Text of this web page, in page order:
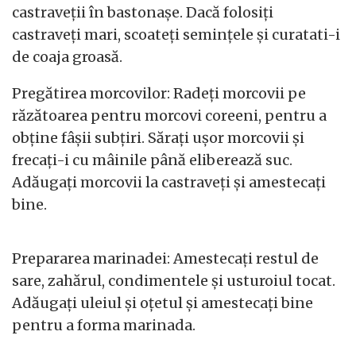
castraveții în bastonașe. Dacă folosiți
castraveți mari, scoateți semințele și curatati-i
de coaja groasă.
Pregătirea morcovilor: Radeți morcovii pe
răzătoarea pentru morcovi coreeni, pentru a
obține fâșii subțiri. Sărați ușor morcovii și
frecați-i cu mâinile până eliberează suc.
Adăugați morcovii la castraveți și amestecați
bine.
Prepararea marinadei: Amestecați restul de
sare, zahărul, condimentele și usturoiul tocat.
Adăugați uleiul și oțetul și amestecați bine
pentru a forma marinada.